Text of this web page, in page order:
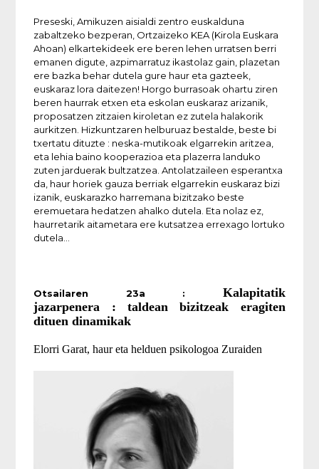
Preseski, Amikuzen aisialdi zentro euskalduna
zabaltzeko bezperan, Ortzaizeko KEA (Kirola Euskara
Ahoan) elkartekideek ere beren lehen urratsen berri
emanen digute, azpimarratuz ikastolaz gain, plazetan
ere bazka behar dutela gure haur eta gazteek,
euskaraz lora daitezen! Horgo burrasoak ohartu ziren
beren haurrak etxen eta eskolan euskaraz arizanik,
proposatzen zitzaien kiroletan ez zutela halakorik
aurkitzen. Hizkuntzaren helburuaz bestalde, beste bi
txertatu dituzte : neska-mutikoak elgarrekin aritzea,
eta lehia baino kooperazioa eta plazerra landuko
zuten jarduerak bultzatzea. Antolatzaileen esperantxa
da, haur horiek gauza berriak elgarrekin euskaraz bizi
izanik, euskarazko harremana bizitzako beste
eremuetara hedatzen ahalko dutela. Eta nolaz ez,
haurretarik aitametara ere kutsatzea errexago lortuko
dutela…
Otsailaren 23a : Kalapitatik
jazarpenera : taldean bizitzeak eragiten
dituen dinamikak
Elorri Garat, haur eta helduen psikologoa Zuraiden